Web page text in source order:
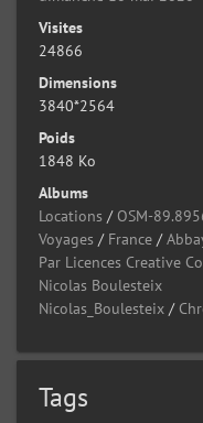
Visites
24866
Dimensions
3840*2564
Poids
1848 Ko
Albums
Locations / OSM-
Voyages / France /
Par Licences Creative
Nicolas Boulesteix
Nicolas_Boulesteix /
Tags